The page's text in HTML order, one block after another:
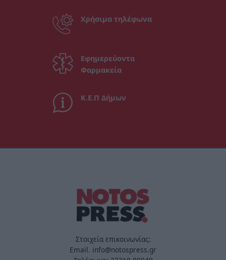
Χρήσιμα τηλέφωνα
Εφημερεύοντα
Φαρμακεία
Κ.Ε.Π Δήμων
Στοιχεία επικοινωνίας:
Email. info@notospress.gr